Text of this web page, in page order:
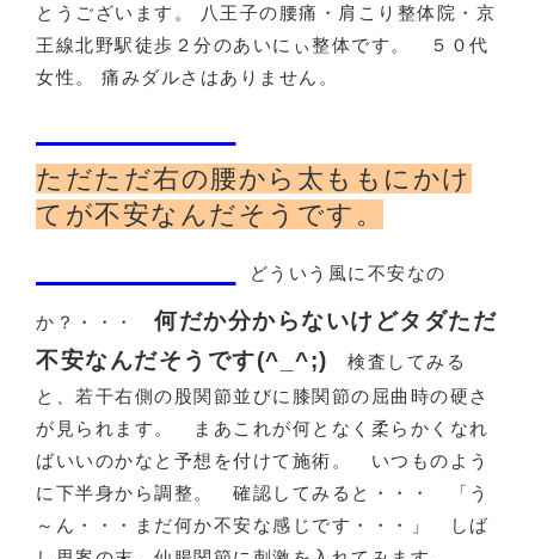
とうございます。 八王子の腰痛・肩こり整体院・京
王線北野駅徒歩２分のあいにぃ整体です。
５０代
女性。 痛みダルさはありません。
ただただ右の腰から太ももにかけ
てが不安なんだそうです。
どういう風に不安なの
か？・・・
何だか分からないけどタダただ
不安なんだそうです(^_^;)
検査してみる
と、若干右側の股関節並びに膝関節の屈曲時の硬さ
が見られます。
まあこれが何となく柔らかくなれ
ばいいのかなと予想を付けて施術。
いつものよう
に下半身から調整。
確認してみると・・・
「う
～ん・・・まだ何か不安な感じです・・・」
しば